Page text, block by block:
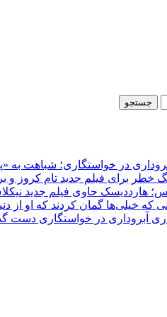
شباهت به «پایتخت7» و چرخش بر
خیلی‌ها گمان کردند که او از
در خواستگاری دست گذاشته دقیقا